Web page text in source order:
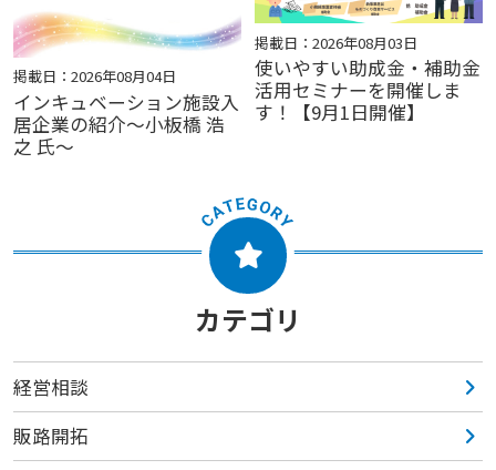
掲載日：2026年08月04日
インキュベーション施設入
居企業の紹介～小板橋 浩
之 氏～
掲載日：2026年08月03日
使いやすい助成金・補助金
活用セミナーを開催しま
す！【9月1日開催】
カテゴリ
経営相談
販路開拓